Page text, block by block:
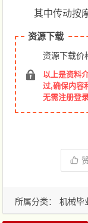
其中传动按
资源下载
资源下载价
以上是资料
过,确保内容
无需注册登
所属分类： 机械毕